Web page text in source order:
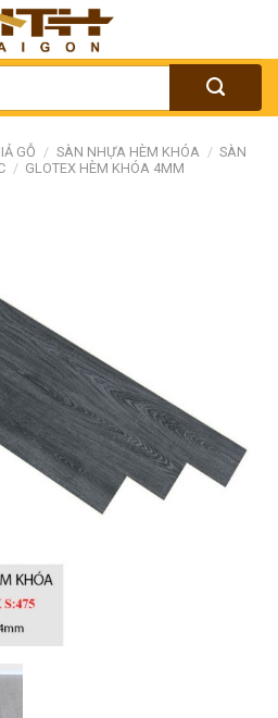
GỖ / SÀN NHỰA HÈM KHÓA / SÀN
/ GLOTEX HÈM KHÓA 4MM